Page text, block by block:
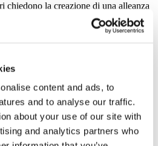
content and ads, to
and to analyse our traffic.
about your use of our site with
and analytics partners who
chiedono la creazione di una alleanza
i partiti, di leader sia aziendali che
think tank, stakeholder per il sostegno
20_aprile_14/appello-europeo-il-
3